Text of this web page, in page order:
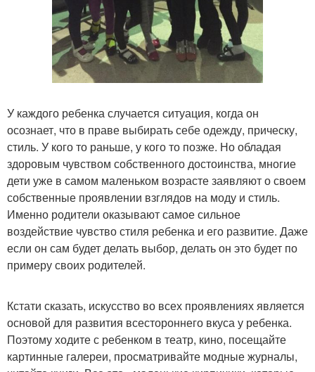
У каждого ребенка случается ситуация, когда он
осознает, что в праве выбирать себе одежду, прическу,
стиль. У кого то раньше, у кого то позже. Но обладая
здоровым чувством собственного достоинства, многие
дети уже в самом маленьком возрасте заявляют о своем
собственные проявлении взглядов на моду и стиль.
Именно родители оказывают самое сильное
воздействие чувство стиля ребенка и его развитие. Даже
если он сам будет делать выбор, делать он это будет по
примеру своих родителей.
Кстати сказать, искусство во всех проявлениях является
основой для развития всестороннего вкуса у ребенка.
Поэтому ходите с ребенком в театр, кино, посещайте
картинные галереи, просматривайте модные журналы,